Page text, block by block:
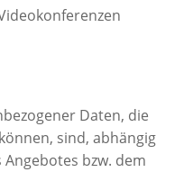
Daten, die
sind, abhängig
bzw. dem